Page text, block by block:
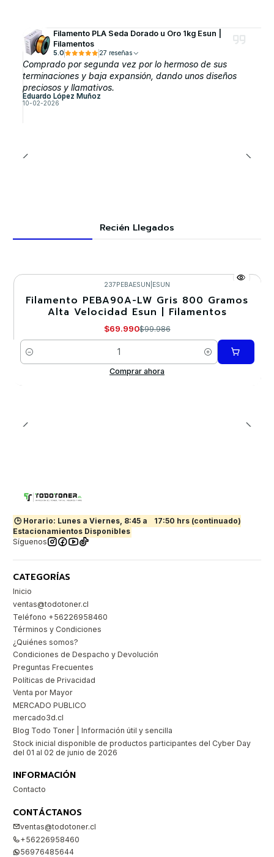
Filamento PLA Seda Dorado u Oro 1kg Esun |
Filamentos
5.0 27 reseñas
Comprado por segunda vez por lo hermoso de sus
terminaciones y baja expansión, dando unos diseños
preciosos y llamativos.
Eduardo López Muñoz
10-02-2026
Recién Llegados
-30%
237PEBAESUN ESUN
Filamento PEBA90A-LW Gris 800 Gramos
Alta Velocidad Esun | Filamentos
$69.990$99.986
Cantidad
Comprar ahora
🕒 Horario: Lunes a Viernes, 8:45 a
17:50 hrs (continuado)
Estacionamientos Disponibles
Síguenos
CATEGORÍAS
Inicio
ventas@todotoner.cl
Teléfono +56226958460
Términos y Condiciones
¿Quiénes somos?
Condiciones de Despacho y Devolución
Preguntas Frecuentes
Políticas de Privacidad
Venta por Mayor
MERCADO PUBLICO
mercado3d.cl
Blog Todo Toner | Información útil y sencilla
Stock inicial disponible de productos participantes del Cyber Day
del 01 al 02 de junio de 2026
INFORMACIÓN
Contacto
CONTÁCTANOS
ventas@todotoner.cl
+56226958460
56976485644